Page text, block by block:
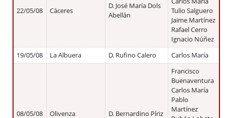
22/05/08 Cáceres
D. José María Dols
Abellán
Tulio Salguero
Jaime Martínez
Rafael Cerro
Ignacio Núñez
19/05/08
La Albuera D. Rufino Calero Carlos María
08/05/08 Olivenza D. Bernardino Píriz
Francisco
Buenaventura
Carlos María
Pablo
Martínez